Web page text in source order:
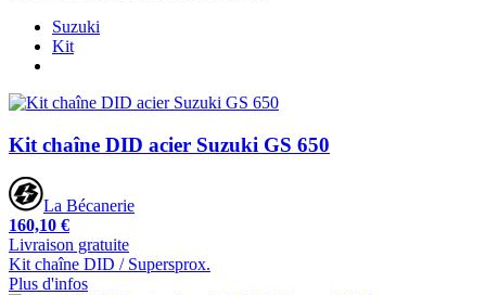
Suzuki
Kit
Kit chaîne DID acier Suzuki GS 650
La Bécanerie
160,10 €
Livraison gratuite
Kit chaîne DID / Supersprox.
Plus d'infos